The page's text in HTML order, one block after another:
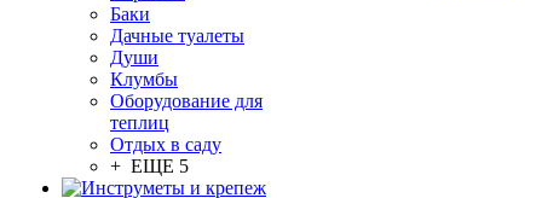
Баки
Дачные туалеты
Души
Клумбы
Оборудование для
теплиц
Отдых в саду
+ ЕЩЕ 5